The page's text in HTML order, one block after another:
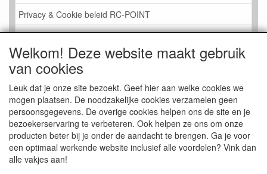
Privacy & Cookie beleid RC-POINT
LINK PAGINA
Gastenboek RC-POINT
Kijkje in de Winkel
Welkom! Deze website maakt gebruik
van cookies
Leuk dat je onze site bezoekt. Geef hier aan welke cookies we
mogen plaatsen. De noodzakelijke cookies verzamelen geen
persoonsgegevens. De overige cookies helpen ons de site en je
bezoekerservaring te verbeteren. Ook helpen ze ons om onze
producten beter bij je onder de aandacht te brengen. Ga je voor
een optimaal werkende website inclusief alle voordelen? Vink dan
alle vakjes aan!